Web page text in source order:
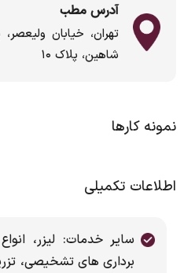
آدرس مطب
تهران، خیابان ولیعصر،
شاهین، پلاک ۱۰
نمونه کارها
اطلاعات تکمیلی
سایر خدمات: لیزر،
برداری های تشخیصی،